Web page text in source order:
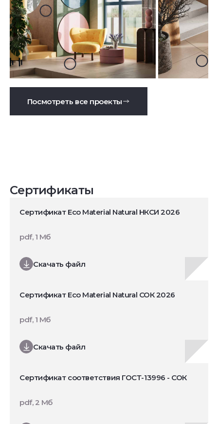
Посмотреть все проекты
Сертификаты
Сертификат Eco Material Natural НКСИ 2026
Скачать файл
pdf, 1 Мб
Сертификат Eco Material Natural СОК 2026
Скачать файл
pdf, 1 Мб
Сертификат соответствия ГОСТ-13996 - СОК
pdf, 2 Мб